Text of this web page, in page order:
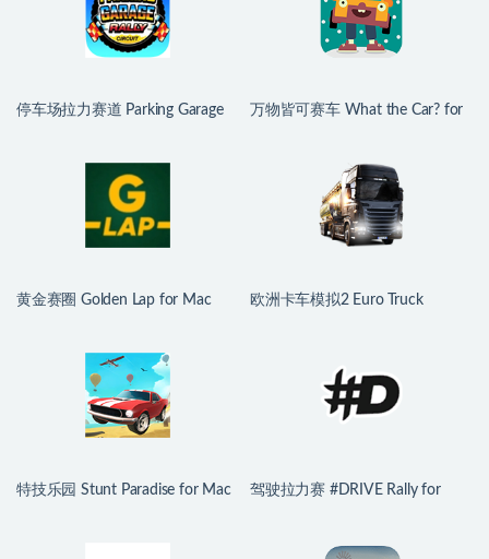
停车场拉力赛道 Parking Garage
万物皆可赛车 What the Car? for
黄金赛圈 Golden Lap for Mac
欧洲卡车模拟2 Euro Truck
特技乐园 Stunt Paradise for Mac
驾驶拉力赛 #DRIVE Rally for